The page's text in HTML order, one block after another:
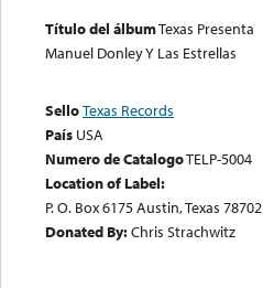
Título del álbumTexas Presenta
Manuel Donley Y Las Estrellas
SelloTexas Records
País USA
Numero de CatalogoTELP-5004
Location of Label:
P. O. Box 6175 Austin, Texas 78702
Donated By:Chris Strachwitz